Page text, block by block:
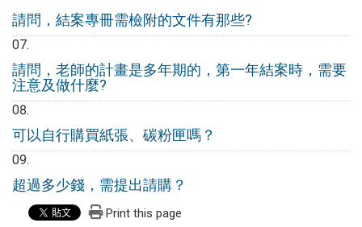
請問，結案專冊需檢附的文件有那些?
請問，老師的計畫是多年期的，第一年結案時，需要
注意及做什麼?
可以自行購買紙張、碳粉匣嗎？
超過多少錢，需提出請購？
Print this page